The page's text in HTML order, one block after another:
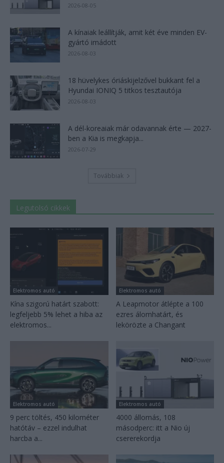
2026-08-05
A kínaiak leállítják, amit két éve minden EV-
gyártó imádott
2026-08-03
18 hüvelykes óriáskijelzővel bukkant fel a
Hyundai IONIQ 5 titkos tesztautója
2026-08-03
A dél-koreaiak már odavannak érte — 2027-
ben a Kia is megkapja...
2026-07-29
Továbbiak
Legutolsó cikkek
Elektromos autó
Kína szigorú határt szabott:
legfeljebb 5% lehet a hiba az
elektromos...
Elektromos autó
A Leapmotor átlépte a 100
ezres álomhatárt, és
lekörözte a Changant
Elektromos autó
9 perc töltés, 450 kilométer
hatótáv – ezzel indulhat
harcba a...
Elektromos autó
4000 állomás, 108
másodperc: itt a Nio új
csererekordja